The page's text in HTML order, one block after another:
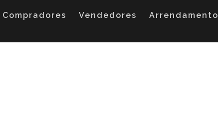
Compradores Vendedores Arrendamento